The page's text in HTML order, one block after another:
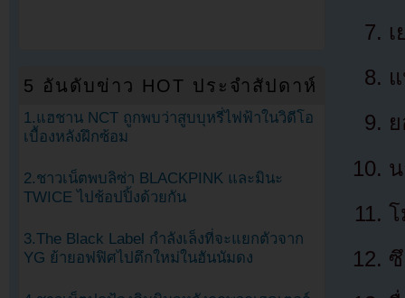
5 อันดับข่าว HOT ประจำสัปดาห์
1.แฮชาน NCT ถูกพบว่าสูบบุหรี่ไฟฟ้าในวิดีโอ
เบื้องหลังฝึกซ้อม
2.ชาวเน็ตพบลิซ่า BLACKPINK และมินะ
TWICE ไปช้อปปิ้งด้วยกัน
3.The Black Label กำลังเล็งที่จะแยกตัวจาก
YG ย้ายอฟฟิศไปตึกใหม่ในฮันนัมดง